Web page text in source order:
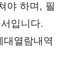
야 하며, 필
입니다.
열람내역